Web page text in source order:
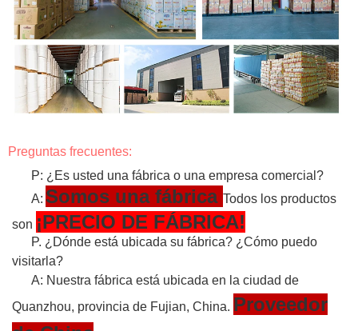
Preguntas frecuentes:
P: ¿Es usted una fábrica o una empresa comercial?
A: Somos una fábrica Todos los productos
son ¡PRECIO DE FÁBRICA!
P. ¿Dónde está ubicada su fábrica? ¿Cómo puedo
visitarla?
A: Nuestra fábrica está ubicada en la ciudad de
Quanzhou, provincia de Fujian, China. Proveedor